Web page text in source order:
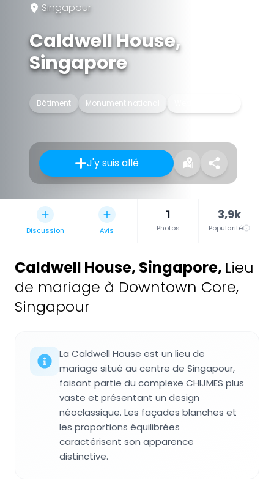
Singapour
Caldwell House,
Singapore
Bâtiment Monument national
J'y suis allé
Discussion Avis
1
Photos
3,9k
Popularité
Caldwell House, Singapore, Lieu
de mariage à Downtown Core,
Singapour
La Caldwell House est un lieu de
mariage situé au centre de Singapour,
faisant partie du complexe CHIJMES plus
vaste et présentant un design
néoclassique. Les façades blanches et
les proportions équilibrées
caractérisent son apparence
distinctive.